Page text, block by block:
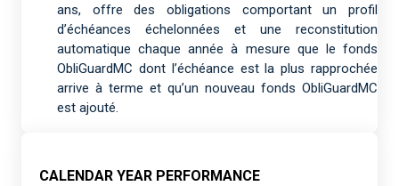
ans, offre des obligations comportant un profil
d’échéances échelonnées et une reconstitution
automatique chaque année à mesure que le fonds
ObliGuardMC dont l’échéance est la plus rapprochée
arrive à terme et qu’un nouveau fonds ObliGuardMC
est ajouté.
CALENDAR YEAR PERFORMANCE